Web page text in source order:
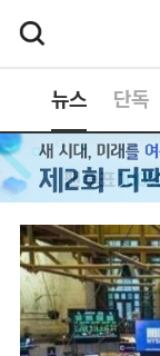
뉴스 단독